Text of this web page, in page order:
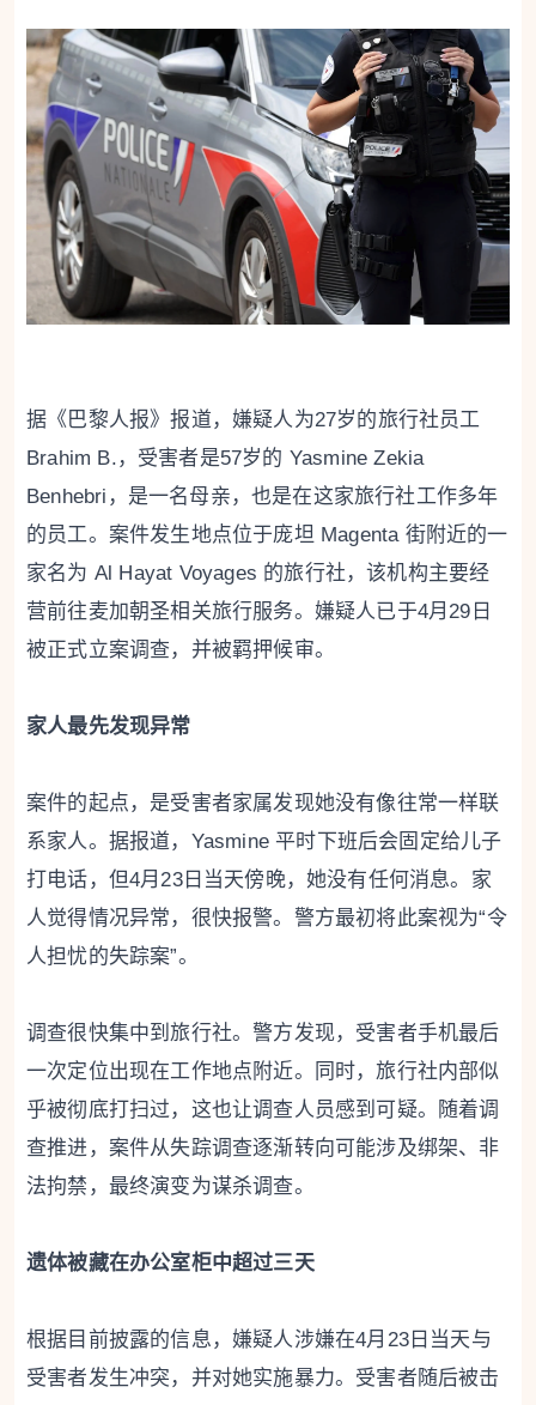
据《巴黎人报》报道，嫌疑人为27岁的旅行社员工
Brahim B.，受害者是57岁的 Yasmine Zekia
Benhebri，是一名母亲，也是在这家旅行社工作多年
的员工。案件发生地点位于庞坦 Magenta 街附近的一
家名为 Al Hayat Voyages 的旅行社，该机构主要经
营前往麦加朝圣相关旅行服务。嫌疑人已于4月29日
被正式立案调查，并被羁押候审。
家人最先发现异常
案件的起点，是受害者家属发现她没有像往常一样联
系家人。据报道，Yasmine 平时下班后会固定给儿子
打电话，但4月23日当天傍晚，她没有任何消息。家
人觉得情况异常，很快报警。警方最初将此案视为“令
人担忧的失踪案”。
调查很快集中到旅行社。警方发现，受害者手机最后
一次定位出现在工作地点附近。同时，旅行社内部似
乎被彻底打扫过，这也让调查人员感到可疑。随着调
查推进，案件从失踪调查逐渐转向可能涉及绑架、非
法拘禁，最终演变为谋杀调查。
遗体被藏在办公室柜中超过三天
根据目前披露的信息，嫌疑人涉嫌在4月23日当天与
受害者发生冲突，并对她实施暴力。受害者随后被击